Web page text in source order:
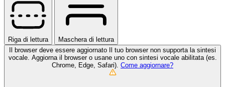
Riga di lettura
Maschera di lettura
Il browser deve essere aggiornato
Il tuo browser non supporta la sintesi
vocale. Aggiorna il browser o usane uno con sintesi vocale abilitata (es.
Chrome, Edge, Safari). Come aggiornare?